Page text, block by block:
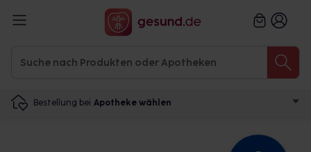
Bestellung bei Apotheke wählen